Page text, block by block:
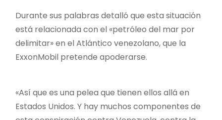
Durante sus palabras detalló que esta situación
está relacionada con el «petróleo del mar por
delimitar» en el Atlántico venezolano, que la
ExxonMobil pretende apoderarse.
«Así que es una pelea que tienen ellos allá en
Estados Unidos. Y hay muchos componentes de